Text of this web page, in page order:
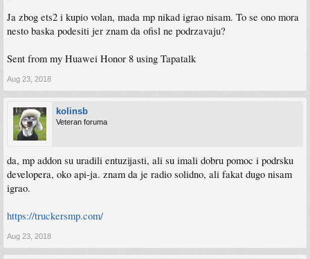
Ja zbog ets2 i kupio volan, mada mp nikad igrao nisam. To se ono mora
nesto baska podesiti jer znam da ofisl ne podrzavaju?
Sent from my Huawei Honor 8 using Tapatalk
Aug 23, 2018
kolinsb
Veteran foruma
da, mp addon su uradili entuzijasti, ali su imali dobru pomoc i podrsku
developera, oko api-ja. znam da je radio solidno, ali fakat dugo nisam
igrao.
https://truckersmp.com/
Aug 23, 2018